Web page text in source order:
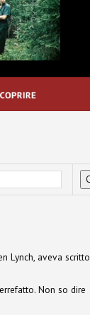
Lynch, aveva scritto
Non so dire